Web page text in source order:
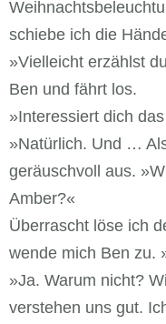
schiebe ich die
»Vielleicht erzählst
Ben und fährt los.
»Interessiert dich
»Natürlich. Und …
geräuschvoll aus.
Amber?«
Überrascht löse ich
wende mich Ben zu.
»Ja. Warum nicht?
verstehen uns gut.